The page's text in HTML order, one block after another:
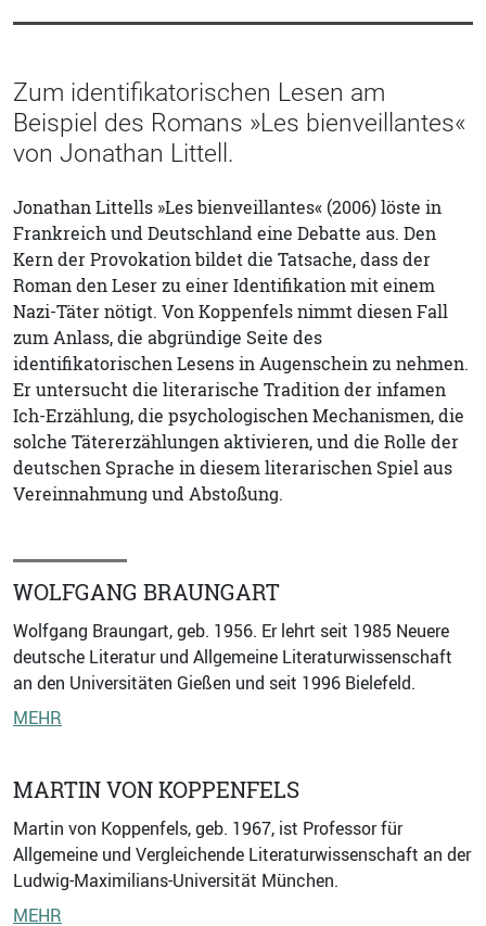
Zum identifikatorischen Lesen am
Beispiel des Romans »Les bienveillantes«
von Jonathan Littell.
Jonathan Littells »Les bienveillantes« (2006) löste in
Frankreich und Deutschland eine Debatte aus. Den
Kern der Provokation bildet die Tatsache, dass der
Roman den Leser zu einer Identifikation mit einem
Nazi-Täter nötigt. Von Koppenfels nimmt diesen Fall
zum Anlass, die abgründige Seite des
identifikatorischen Lesens in Augenschein zu nehmen.
Er untersucht die literarische Tradition der infamen
Ich-Erzählung, die psychologischen Mechanismen, die
solche Tätererzählungen aktivieren, und die Rolle der
deutschen Sprache in diesem literarischen Spiel aus
Vereinnahmung und Abstoßung.
WOLFGANG BRAUNGART
Wolfgang Braungart, geb. 1956. Er lehrt seit 1985 Neuere
deutsche Literatur und Allgemeine Literaturwissenschaft
an den Universitäten Gießen und seit 1996 Bielefeld.
MEHR
MARTIN VON KOPPENFELS
Martin von Koppenfels, geb. 1967, ist Professor für
Allgemeine und Vergleichende Literaturwissenschaft an der
Ludwig-Maximilians-Universität München.
MEHR